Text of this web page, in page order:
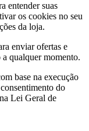
entender suas
os cookies no seu
da loja.
enviar ofertas e
qualquer momento.
base na execução
do
Lei Geral de